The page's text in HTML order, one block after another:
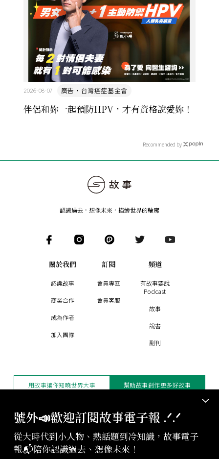
伴侶和妳一起預防HPV，才有資格說愛妳！
廣告・台灣癌症基金會
2026-08-07
Recommended by
號外📣歡迎訂閱故事電子報 .ᐟ‪‪.ᐟ
從大時代到小人物、熱話題到冷知識，故事電子
報📬陪你認識過去、想像未來！
認識過去，想像未來 ， 描繪世界的輪廓
關於我們
認識故事
商業合作
成為作者
加入團隊
訂閱
會員專區
會員客服
頻道
有故事要說
Podcast
故事
說書
副刊
版權聲明與轉載規範
授權與合作：contact@storystudio.tw
用故事讓你知曉世界大事 幫助故事創作更多好故事